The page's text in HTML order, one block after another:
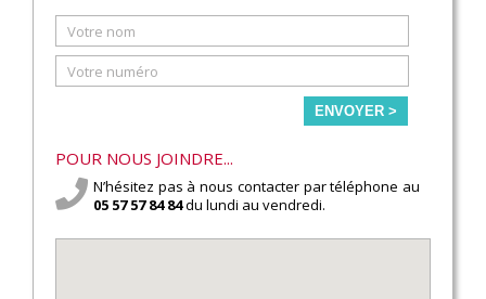
ENVOYER >
POUR NOUS JOINDRE...
N’hésitez pas à nous contacter par téléphone au
05 57 57 84 84du lundi au vendredi.